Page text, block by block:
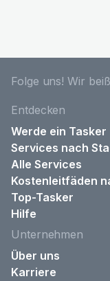
Folge uns! Wir
Entdecken
Werde ein Tasker
Services nach
Alle Services
Kostenleitfäden
Top-Tasker
Hilfe
Unternehmen
Über uns
Karriere